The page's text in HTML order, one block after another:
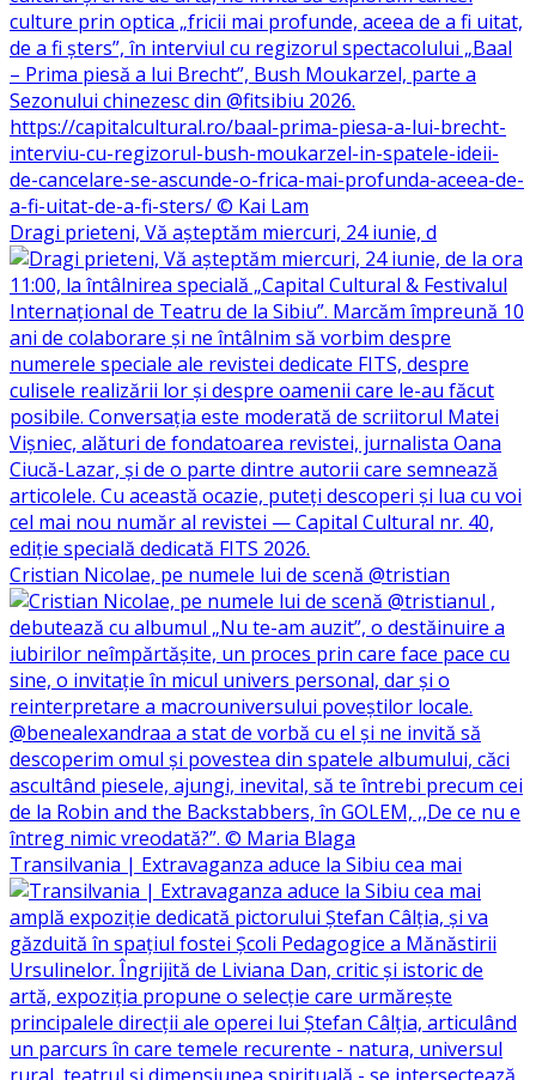
Dragi prieteni, Vă așteptăm miercuri, 24 iunie, d
Cristian Nicolae, pe numele lui de scenă @tristian
Transilvania | Extravaganza aduce la Sibiu cea mai